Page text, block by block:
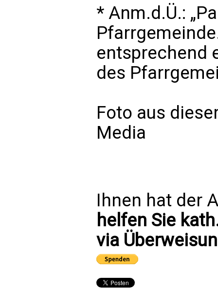
* Anm.d.Ü.:
entsprechend
des
Foto aus
Media
Ihnen hat der
helfen Sie
via